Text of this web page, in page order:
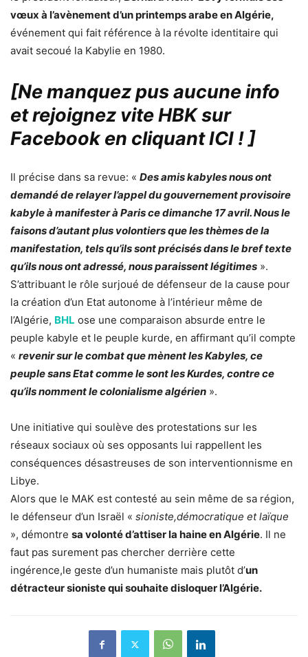
vœux à l’avènement d’un printemps arabe en Algérie,
événement qui fait référence à la révolte identitaire qui
avait secoué la Kabylie en 1980.
[Ne manquez pus aucune info
et rejoignez vite HBK sur
Facebook en cliquant ICI !]
Il précise dans sa revue: « Des amis kabyles nous ont
demandé de relayer l’appel du gouvernement provisoire
kabyle à manifester à Paris ce dimanche 17 avril. Nous le
faisons d’autant plus volontiers que les thèmes de la
manifestation, tels qu’ils sont précisés dans le bref texte
qu’ils nous ont adressé, nous paraissent légitimes ».
S’attribuant le rôle surjoué de défenseur de la cause pour
la création d’un Etat autonome à l’intérieur même de
l’Algérie, BHL ose une comparaison absurde entre le
peuple kabyle et le peuple kurde, en affirmant qu’il compte
« revenir sur le combat que mènent les Kabyles, ce
peuple sans Etat comme le sont les Kurdes, contre ce
qu’ils nomment le colonialisme algérien ».
Une initiative qui soulève des protestations sur les
réseaux sociaux où ses opposants lui rappellent les
conséquences désastreuses de son interventionnisme en
Libye.
Alors que le MAK est contesté au sein même de sa région,
le défenseur d’un Israël « sioniste,démocratique et laïque
», démontre sa volonté d’attiser la haine en Algérie. Il ne
faut pas surement pas chercher derrière cette
ingérence,le geste d’un humaniste mais plutôt d’un
détracteur sioniste qui souhaite disloquer l’Algérie.